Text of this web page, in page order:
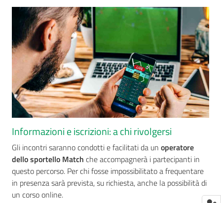
Informazioni e iscrizioni: a chi rivolgersi
Gli incontri saranno condotti e facilitati da un operatore
dello sportello Match che accompagnerà i partecipanti in
questo percorso. Per chi fosse impossibilitato a frequentare
in presenza sarà prevista, su richiesta, anche la possibilità di
un corso online.